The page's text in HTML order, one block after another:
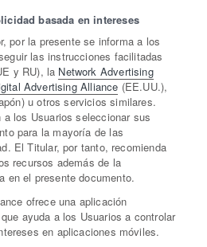
basada en intereses
por la presente se informa a los
las instrucciones facilitadas
y RU), la Network Advertising
Advertising Alliance (EE.UU.),
u otros servicios similares.
los Usuarios seleccionar sus
para la mayoría de las
El Titular, por tanto, recomienda
recursos además de la
en el presente documento.
ofrece una aplicación
que ayuda a los Usuarios a controlar
en aplicaciones móviles.